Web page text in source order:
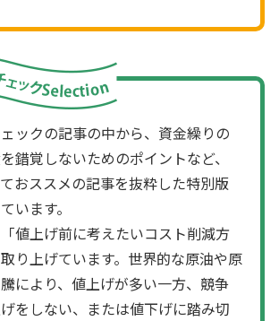
ックの記事の中から、資金繰りの
錯覚しないためのポイントなど、
おススメの記事を抜粋した特別版
います。
値上げ前に考えたいコスト削減方
り上げています。世界的な原油や原
により、値上げが多い一方、競争
をしない、または値下げに踏み切